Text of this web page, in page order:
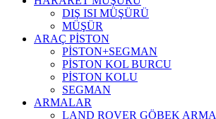
DIŞ ISI MÜŞÜRÜ
MÜŞÜR
ARAÇ PİSTON
PİSTON+SEGMAN
PİSTON KOL BURCU
PİSTON KOLU
SEGMAN
ARMALAR
LAND ROVER GÖBEK ARMA